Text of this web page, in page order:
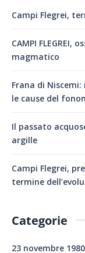
Campi Flegrei,
CAMPI FLEGREI,
magmatico
Frana di
le cause del
Il passato
argille
Campi Flegrei,
termine
Categorie
23 novembre 1980